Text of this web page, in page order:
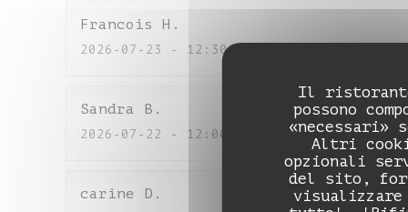
Il
possono
Altri
opzionali
del sito,
Francois H
2026-07-23 - 12:30 - OSPITI 2
Sandra B
2026-07-22 - 12:00 - OSPITI 5 SERVIZIO
carine D